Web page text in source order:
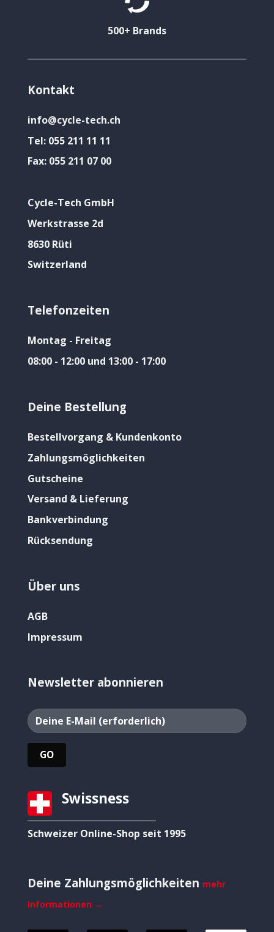
500+ Brands
Kontakt
info@cycle-tech.ch
Tel: 055 211 11 11
Fax: 055 211 07 00
Cycle-Tech GmbH
Werkstrasse 2d
8630 Rüti
Switzerland
Telefonzeiten
Montag - Freitag
08:00 - 12:00 und 13:00 - 17:00
Deine Bestellung
Bestellvorgang & Kundenkonto
Zahlungsmöglichkeiten
Gutscheine
Versand & Lieferung
Bankverbindung
Rücksendung
Über uns
AGB
Impressum
Newsletter abonnieren
Swissness
Schweizer Online-Shop seit 1995
Deine Zahlungsmöglichkeiten mehr
Informationen →